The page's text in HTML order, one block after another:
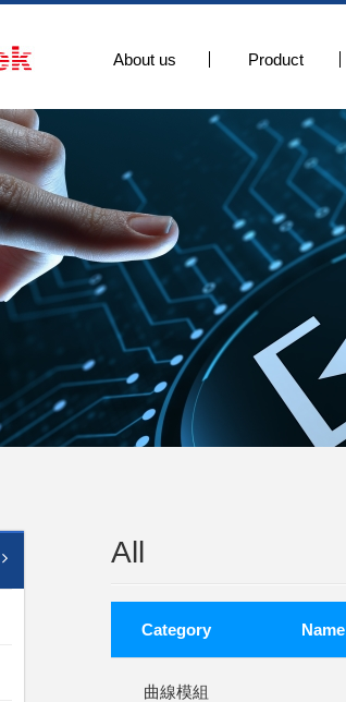
About us Product
All
Category Name
曲線模組